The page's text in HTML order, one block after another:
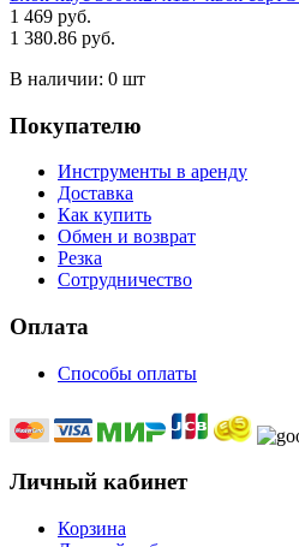
1 469 руб.
1 380.86 руб.
В наличии: 0 шт
Покупателю
Инструменты в аренду
Доставка
Как купить
Обмен и возврат
Резка
Сотрудничество
Оплата
Способы оплаты
Личный кабинет
Корзина